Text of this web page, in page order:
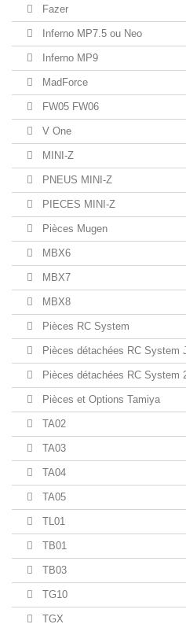
Fazer
Inferno MP7.5 ou Neo
Inferno MP9
MadForce
FW05 FW06
V One
MINI-Z
PNEUS MINI-Z
PIECES MINI-Z
Pièces Mugen
MBX6
MBX7
MBX8
Pièces RC System
Pièces détachées RC System
Pièces détachées RC System
Pièces et Options Tamiya
TA02
TA03
TA04
TA05
TL01
TB01
TB03
TG10
TGX